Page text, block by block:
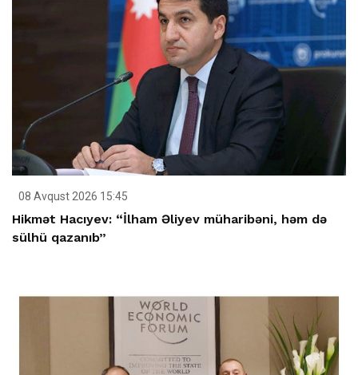
08 Avqust 2026 15:45
Hikmət Hacıyev: “İlham Əliyev müharibəni, həm də
sülhü qazanıb”